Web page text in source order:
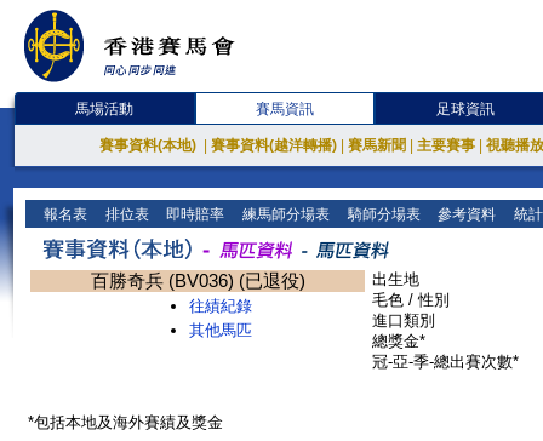
馬場活動 賽馬資訊 足球資訊
賽事資料(本地) 賽事資料(越洋轉播) 賽馬新聞 主要賽事 視聽播
報名表 排位表 即時賠率 練馬師分場表 騎師分場表 參考資料 統
百勝奇兵 (BV036) (已退役)
往績紀錄
其他馬匹
出生地
毛色 / 性別
進口類別
總獎金*
冠-亞-季-總出賽次數*
*包括本地及海外賽績及獎金